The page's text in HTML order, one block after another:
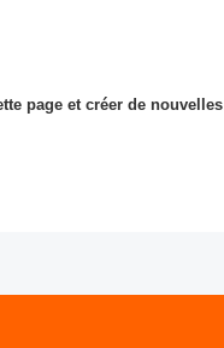
page et créer de nouvelles